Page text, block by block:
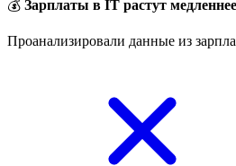
💰 Зарплаты в IT растут
Проанализировали данные из